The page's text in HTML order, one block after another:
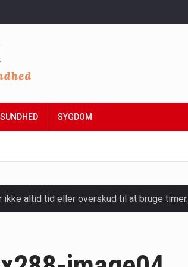
SUNDHED SYGDOM
ikke altid tid eller overskud til at bruge
utroligt kraftfulde mikroorganismer,